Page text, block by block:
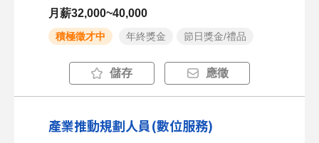
月薪32,000~40,000
積極徵才中 年終獎金 節日獎金/禮品
儲存 應徵
產業推動規劃人員(數位服務)